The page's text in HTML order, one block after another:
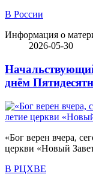
В России
Информация о
2026-05-30
днём
«Бог верен вчера,
церкви «Новый
В РЦХВЕ